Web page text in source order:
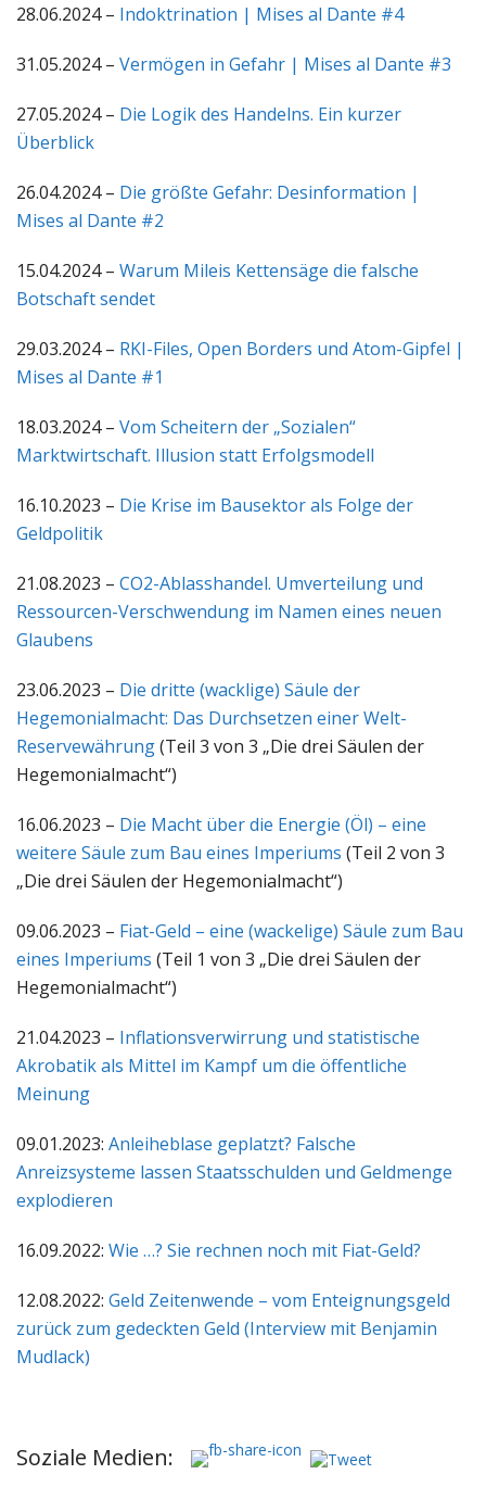
28.06.2024 – Indoktrination | Mises al Dante #4
31.05.2024 – Vermögen in Gefahr | Mises al Dante #3
27.05.2024 – Die Logik des Handelns. Ein kurzer
Überblick
26.04.2024 – Die größte Gefahr: Desinformation |
Mises al Dante #2
15.04.2024 – Warum Mileis Kettensäge die falsche
Botschaft sendet
29.03.2024 – RKI-Files, Open Borders und Atom-Gipfel |
Mises al Dante #1
18.03.2024 – Vom Scheitern der „Sozialen“
Marktwirtschaft. Illusion statt Erfolgsmodell
16.10.2023 – Die Krise im Bausektor als Folge der
Geldpolitik
21.08.2023 – CO2-Ablasshandel. Umverteilung und
Ressourcen-Verschwendung im Namen eines neuen
Glaubens
23.06.2023 – Die dritte (wacklige) Säule der
Hegemonialmacht: Das Durchsetzen einer Welt-
Reservewährung(Teil 3 von 3 „Die drei Säulen der
Hegemonialmacht“)
16.06.2023 – Die Macht über die Energie (Öl) – eine
weitere Säule zum Bau eines Imperiums (Teil 2 von 3
„Die drei Säulen der Hegemonialmacht“)
09.06.2023 – Fiat-Geld – eine (wackelige) Säule zum Bau
eines Imperiums (Teil 1 von 3 „Die drei Säulen der
Hegemonialmacht“)
21.04.2023 – Inflationsverwirrung und statistische
Akrobatik als Mittel im Kampf um die öffentliche
Meinung
09.01.2023: Anleiheblase geplatzt? Falsche
Anreizsysteme lassen Staatsschulden und Geldmenge
explodieren
16.09.2022: Wie …? Sie rechnen noch mit Fiat-Geld?
12.08.2022: Geld Zeitenwende – vom Enteignungsgeld
zurück zum gedeckten Geld (Interview mit Benjamin
Mudlack)
Soziale Medien: